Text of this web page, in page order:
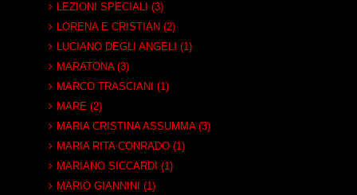
LEZIONI SPECIALI (3)
LORENA E CRISTIAN (2)
LUCIANO DEGLI ANGELI (1)
MARATONA (3)
MARCO TRASCIANI (1)
MARE (2)
MARIA CRISTINA ASSUMMA (3)
MARIA RITA CONRADO (1)
MARIANO SICCARDI (1)
MARIO GIANNINI (1)